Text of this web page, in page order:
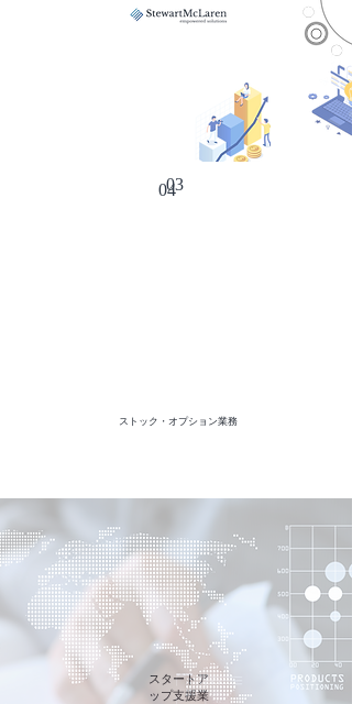
03
04
ストック・オプション業務
スタートア
ップ支援業